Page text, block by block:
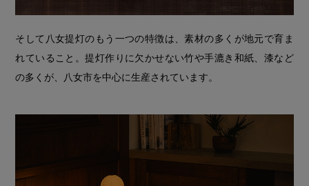
そして八女提灯のもう一つの特徴は、素材の多くが地元で育ま
れていること。提灯作りに欠かせない竹や手漉き和紙、漆など
の多くが、八女市を中心に生産されています。